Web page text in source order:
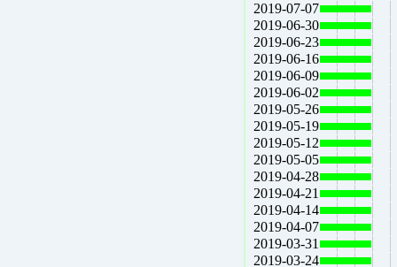
2019-07-07
2019-06-30
2019-06-23
2019-06-16
2019-06-09
2019-06-02
2019-05-26
2019-05-19
2019-05-12
2019-05-05
2019-04-28
2019-04-21
2019-04-14
2019-04-07
2019-03-31
2019-03-24